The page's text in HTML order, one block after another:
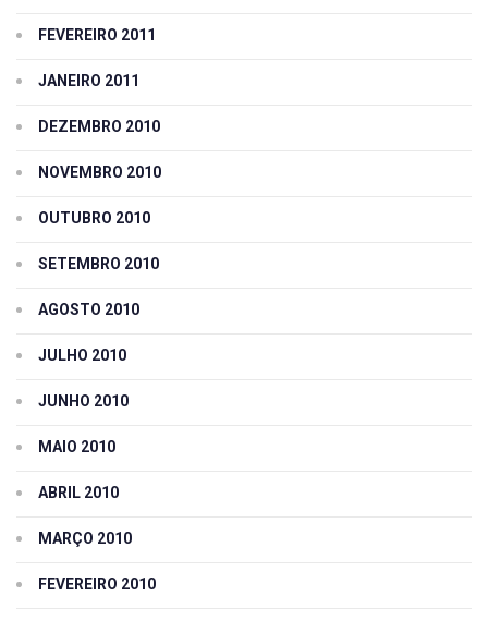
FEVEREIRO 2011
JANEIRO 2011
DEZEMBRO 2010
NOVEMBRO 2010
OUTUBRO 2010
SETEMBRO 2010
AGOSTO 2010
JULHO 2010
JUNHO 2010
MAIO 2010
ABRIL 2010
MARÇO 2010
FEVEREIRO 2010